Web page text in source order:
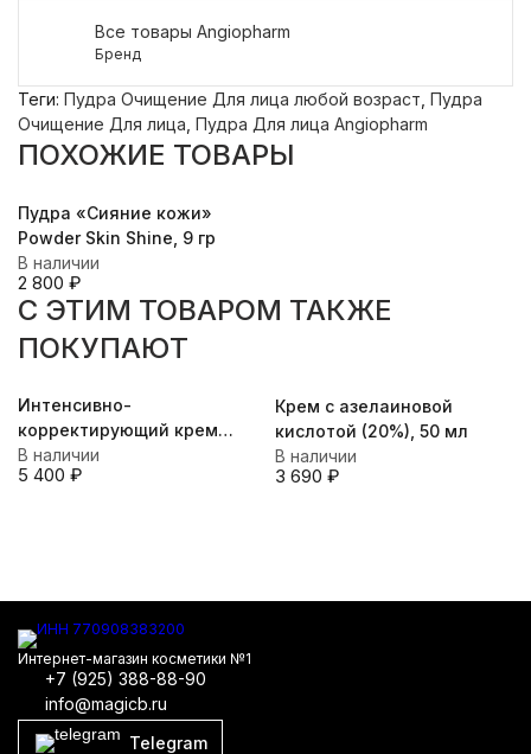
Все товары Angiopharm
Бренд
Теги: Пудра Очищение Для лица любой возраст Пудра
Очищение Для лица Пудра Для лица Angiopharm
ПОХОЖИЕ ТОВАРЫ
Пудра «Сияние кожи»
Powder Skin Shine, 9 гр
В наличии
2 800 ₽
C ЭТИМ ТОВАРОМ ТАКЖЕ
ПОКУПАЮТ
Интенсивно-
корректирующий крем
Cream-Corrector Intensive,
50 мл, 100 мл
В наличии
5 400 ₽
Крем с азелаиновой
кислотой (20%), 50 мл
В наличии
3 690 ₽
Интернет-магазин косметики №1
+7 (925) 388-88-90
info@magicb.ru
Telegram